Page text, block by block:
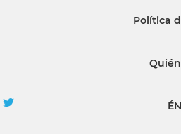
Política